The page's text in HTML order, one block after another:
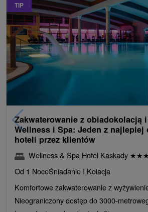
TIP
Zakwaterowanie z obiadokolacją
Wellness i Spa: Jeden z najlepiej
hoteli przez klientów
Wellness & Spa Hotel Kaskady ★★★
Od 1 NoceŚniadanie I Kolacja
Komfortowe zakwaterowanie z
Nieograniczony dostęp do 3000-